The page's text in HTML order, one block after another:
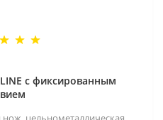
с фиксированным